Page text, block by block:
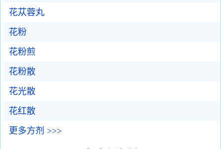
花苁蓉丸
花粉
花粉煎
花粉散
花光散
花红散
更多方剂 >>>